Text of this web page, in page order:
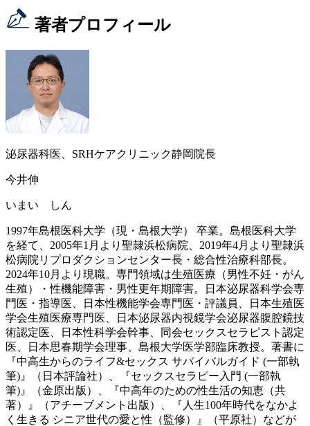
著者プロフィール
泌尿器科医、SRHケアクリニック静岡院長
今井伸
いまい しん
1997年島根医科大学（現・島根大学） 卒業。島根医科大学
を経て、2005年1月より聖隷浜松病院、2019年4月より聖隷浜
松病院リプロダクションセンター長・総合性治療科部長。
2024年10月より現職。専門領域は生殖医療（男性不妊・がん
生殖）・性機能障害・男性更年期障害。日本泌尿器科学会専
門医・指導医、日本性機能学会専門医・評議員、日本生殖医
学会生殖医療専門医、日本泌尿器内視鏡学会泌尿器腹腔鏡技
術認定医、日本性科学会幹事、同会セックスセラピスト認定
医、日本思春期学会理事、島根大学医学部臨床教授。著書に
『中高生からのライフ&セックス サバイバルガイド (一部執
筆)』（日本評論社）、『セックスセラピー入門 (一部執
筆)』（金原出版）、『中高年のための性生活の知恵（共
著）』（アチーブメント出版）、『人生100年時代をなかよ
く生きる シニア世代の愛と性（監修）』（平原社）などが